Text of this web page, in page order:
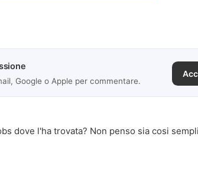
Google o Apple per commentare.
dove l'ha trovata? Non penso sia cosi